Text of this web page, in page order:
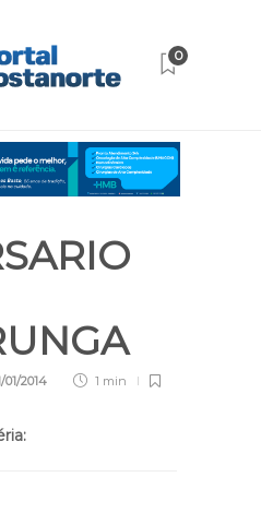
0
01/2014 1 min